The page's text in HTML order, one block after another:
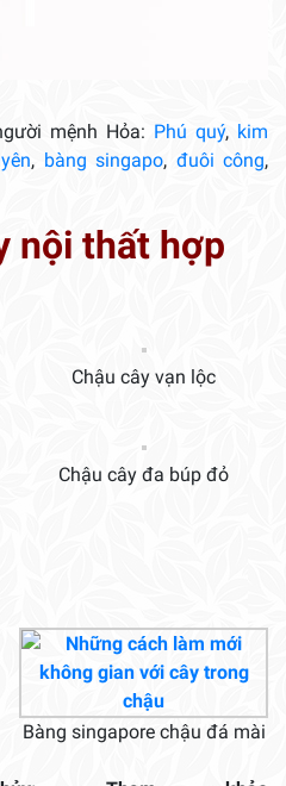
mệnh Hỏa: Phú quý, kim
, bàng singapo, đuôi công,
nội thất hợp
Chậu cây vạn lộc
Chậu cây đa búp đỏ
Bàng singapore chậu đá mài